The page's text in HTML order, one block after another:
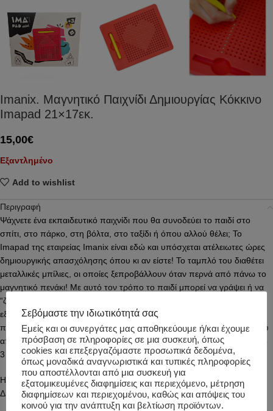
Imanix. Μαγνητικό Παιχνίδι Δημιουργίας Κόκκινο
Imapad 21×17εκ.
15,00€
Εξαντλημένο
Add to wishlist
Περιγραφή
Ψάχνετε ένα εκπαιδευτικό παιχνίδι που θα συνοδεύει το παιδί στο
σπίτι, στο πάρκο, στη βόλτα, στο ταξίδι ή όπου αλλού θέλει; To
Imapad της εταιρείας Imanix είναι εδώ και υπόσχεται ατέλειωτες ώρες
δημιουργικής απασχόλησης όπου κι αν είστε! Το ταμπλό του διαθέτει
μεταλλικές μπίλιες, οι οποίες ξεπροβάλλουν όταν περνά από πάνω το
μαγνητικό πενάκι! Με αυτό τον τρόπο το παιδί μπορεί να γράψει ή να
“ζωγραφίσει” 2D δημιουργίες, εξερευνώντας τον μαγνητισμό και
εξασκώντας παράλληλα τις λεπτές κινητικές του δεξιότητες και την
προγραφή! Επίσης, εξασκεί τη συγκέντρωσή του μιας και η χρήση του
από το παιδί θα το κρατήσει απασχολημένο για ώρες. Κατάλληλο από
3 ετών και άνω.
Ηλικία: Από 3 μέχρι 99 ετών
Διαστάσεις: Π210 x Y10 x Β170 χιλ
Σεβόμαστε την ιδιωτικότητά σας
Εμείς και οι συνεργάτες μας αποθηκεύουμε ή/και έχουμε
πρόσβαση σε πληροφορίες σε μια συσκευή, όπως
cookies και επεξεργαζόμαστε προσωπικά δεδομένα,
όπως μοναδικά αναγνωριστικά και τυπικές πληροφορίες
που αποστέλλονται από μια συσκευή για
εξατομικευμένες διαφημίσεις και περιεχόμενο, μέτρηση
διαφημίσεων και περιεχομένου, καθώς και απόψεις του
κοινού για την ανάπτυξη και βελτίωση προϊόντων.